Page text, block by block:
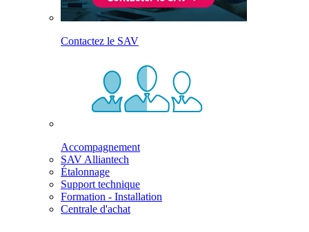
Contactez le SAV
Accompagnement
SAV Alliantech
Étalonnage
Support technique
Formation - Installation
Centrale d'achat